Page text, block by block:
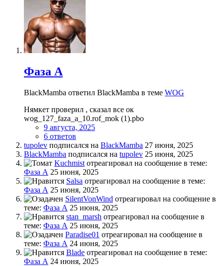
Фаза А
BlackMamba ответил BlackMamba в теме WOG
Нямкет проверил , сказал все ок
wog_127_faza_a_10.rof_mok (1).pbo
9 августа, 2025
6 ответов
tupolev подписался на BlackMamba 27 июня, 2025
BlackMamba подписался на tupolev 25 июня, 2025
Kuchmist отреагировал на сообщение в теме:
Фаза А 25 июня, 2025
Salsa отреагировал на сообщение в теме:
Фаза А 25 июня, 2025
SilentVonWind отреагировал на сообщение в
теме: Фаза А 25 июня, 2025
stan_marsh отреагировал на сообщение в
теме: Фаза А 25 июня, 2025
Paradise01 отреагировал на сообщение в
теме: Фаза А 24 июня, 2025
Blade отреагировал на сообщение в теме:
Фаза А 24 июня, 2025